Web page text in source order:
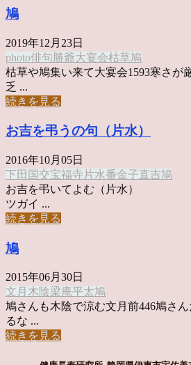
鳩
2019年12月23日
photo俳句 勝爺大宴会枯草鳩
枯草や鳩集い来て大宴会1593寒さが
乏 ...
続きを見る
お吉を弔うの句（片水）
2016年10月05日
下田 国交宝福寺 片水番金子直吉鳩
お吉を弔いてよ
ツガイ ...
続きを見る
鳩
2015年06月30日
文月 木陰梁庵平太鳩
鳩さんも木陰で涼む文月前446鳩さ
るな ...
続きを見る